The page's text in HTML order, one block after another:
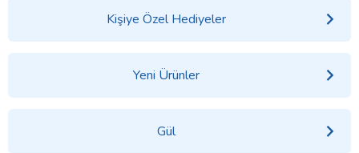
Kişiye Özel Hediyeler
Yeni Ürünler
Gül